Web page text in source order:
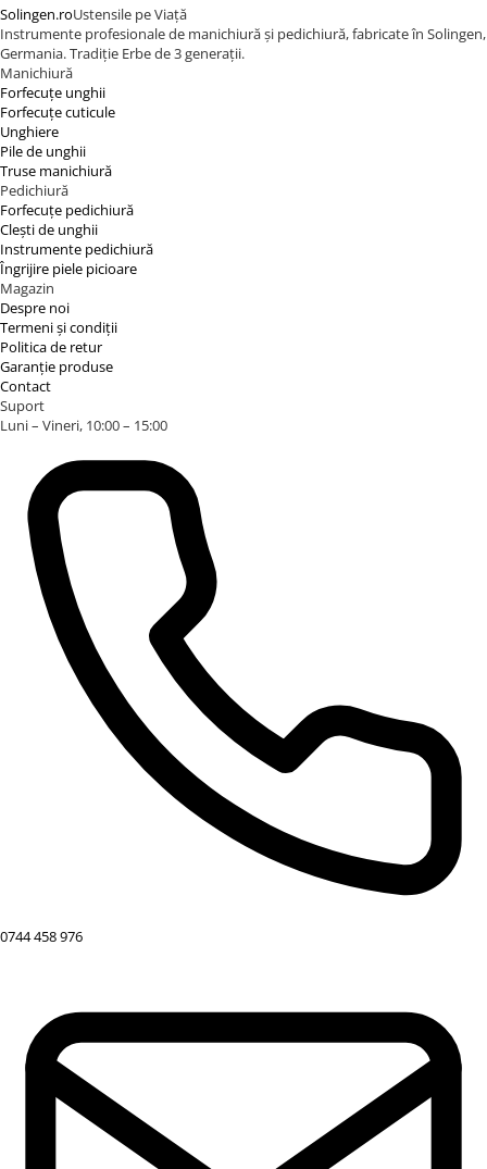
Solingen.roUstensile pe Viață
Instrumente profesionale de manichiură și pedichiură, fabricate în Solingen,
Germania. Tradiție Erbe de 3 generații.
Manichiură
Forfecuțe unghii
Forfecuțe cuticule
Unghiere
Pile de unghii
Truse manichiură
Pedichiură
Forfecuțe pedichiură
Clești de unghii
Instrumente pedichiură
Îngrijire piele picioare
Magazin
Despre noi
Termeni și condiții
Politica de retur
Garanție produse
Contact
Suport
Luni – Vineri, 10:00 – 15:00
0744 458 976